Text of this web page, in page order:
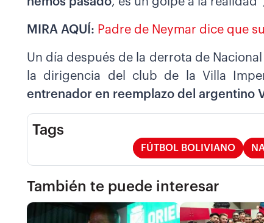
MIRA AQUÍ: Padre de Neymar dice que
Un día después de la derrota de
la dirigencia del club de la Villa
entrenador en reemplazo del argentino
Tags
FÚTBOL BOLIVIANO
También te puede interesar